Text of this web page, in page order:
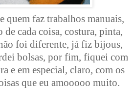
quem faz trabalhos manuais,
cada coisa, costura, pinta,
foi diferente, já fiz bijous,
bolsas, por fim, fiquei com
e em especial, claro, com os
que eu amooooo muito.